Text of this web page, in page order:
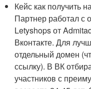
Кейс как получить
Партнер работал с
Letyshops от
Вконтакте. Для
отдельный домен
ссылку). В ВК
участников с